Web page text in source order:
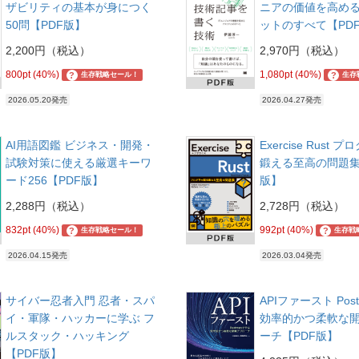
ザビリティの基本が身につく
50問【PDF版】
2,200円（税込）
800pt (40%) ? 生存戦略セール！
2026.05.20発売
ニアの価値を高め
ットのすべて【
2,970円（税込）
1,080pt (40%) ? 生存
2026.04.27発売
AI用語図鑑 ビジネス・開発・
試験対策に使える厳選キーワ
ード256【PDF版】
2,288円（税込）
832pt (40%) ? 生存戦略セール！
2026.04.15発売
Exercise Rust プロ
鍛える至高の問題
版】
2,728円（税込）
992pt (40%) ? 生存戦
2026.03.04発売
サイバー忍者入門 忍者・スパ
イ・軍隊・ハッカーに学ぶ フ
ルスタック・ハッキング
【PDF版】
APIファースト
効率的かつ柔軟な
ーチ【PDF版】